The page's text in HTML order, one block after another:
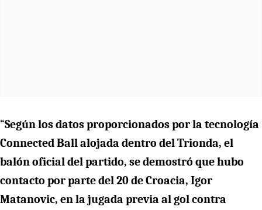
“Según los datos proporcionados por la tecnología
Connected Ball alojada dentro del Trionda, el
balón oficial del partido, se demostró que hubo
contacto por parte del 20 de Croacia, Igor
Matanovic, en la jugada previa al gol contra